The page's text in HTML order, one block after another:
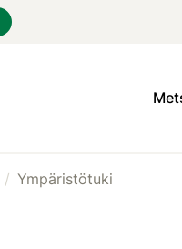
/ Ympäristötuki